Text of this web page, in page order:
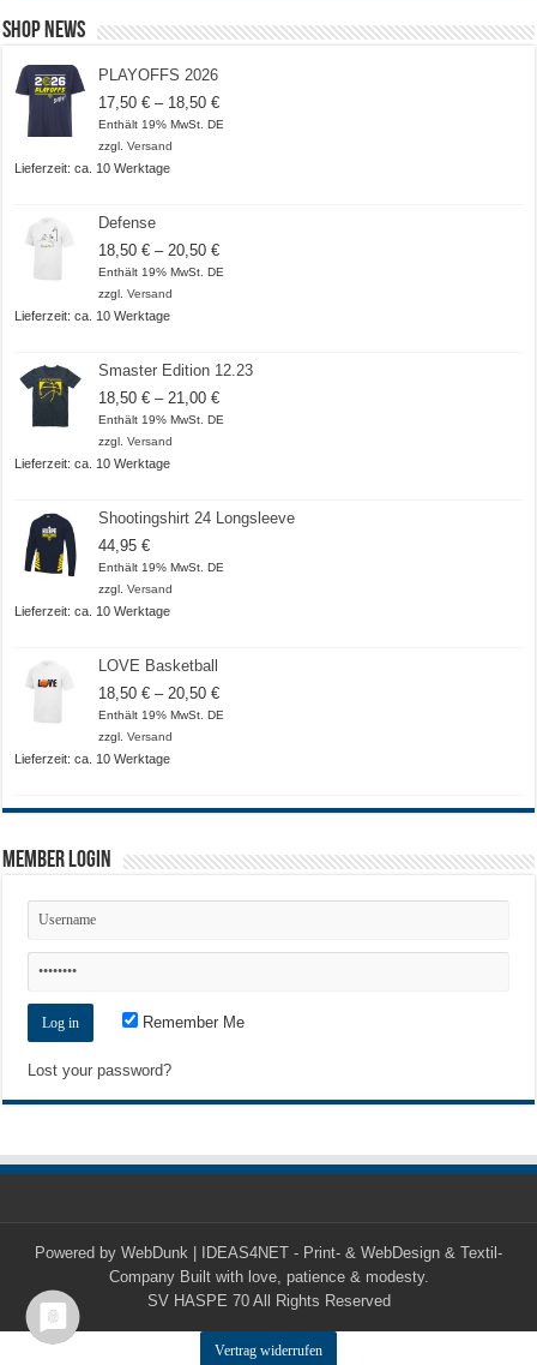
Shop News
PLAYOFFS 2026
17,50€ – 18,50€Preisspanne:
17,50 €
Enthält 19% MwSt. DE
zzgl.Versand
Lieferzeit: ca. 10 Werktage
Defense
18,50€ – 20,50€Preisspanne:
18,50 €
Enthält 19% MwSt. DE
zzgl.Versand
Lieferzeit: ca. 10 Werktage
Smaster Edition 12.23
18,50€ – 21,00€Preisspanne:
18,50 €
Enthält 19% MwSt. DE
zzgl.Versand
Lieferzeit: ca. 10 Werktage
Shootingshirt 24 Longsleeve
44,95€
Enthält 19% MwSt. DE
zzgl.Versand
Lieferzeit: ca. 10 Werktage
LOVE Basketball
18,50€ – 20,50€Preisspanne:
18,50 €
Enthält 19% MwSt. DE
zzgl.Versand
Lieferzeit: ca. 10 Werktage
Member Login
Remember Me
Lost your password?
Powered by WebDunk | IDEAS4NET - Print- & WebDesign & Textil-
CompanyBuilt with love, patience & modesty.
SV HASPE 70All Rights Reserved
Vertrag widerrufen